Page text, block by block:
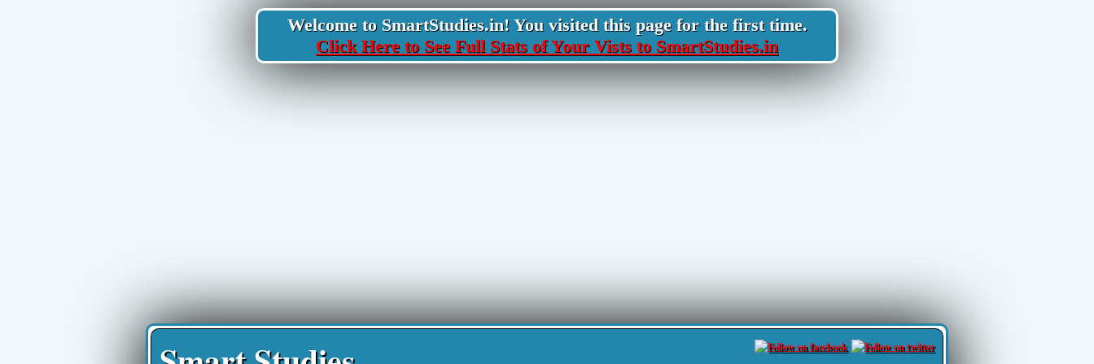
Welcome to SmartStudies.in! You visited this page for the first time.
Click Here to See Full Stats of Your Vists to SmartStudies.in